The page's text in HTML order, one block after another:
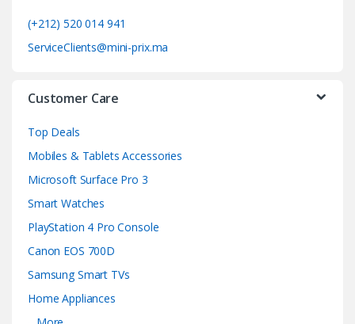
(+212) 520 014 941
ServiceClients@mini-prix.ma
Customer Care
Top Deals
Mobiles & Tablets Accessories
Microsoft Surface Pro 3
Smart Watches
PlayStation 4 Pro Console
Canon EOS 700D
Samsung Smart TVs
Home Appliances